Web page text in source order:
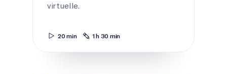
virtuelle.
20 min 1 h 30 min